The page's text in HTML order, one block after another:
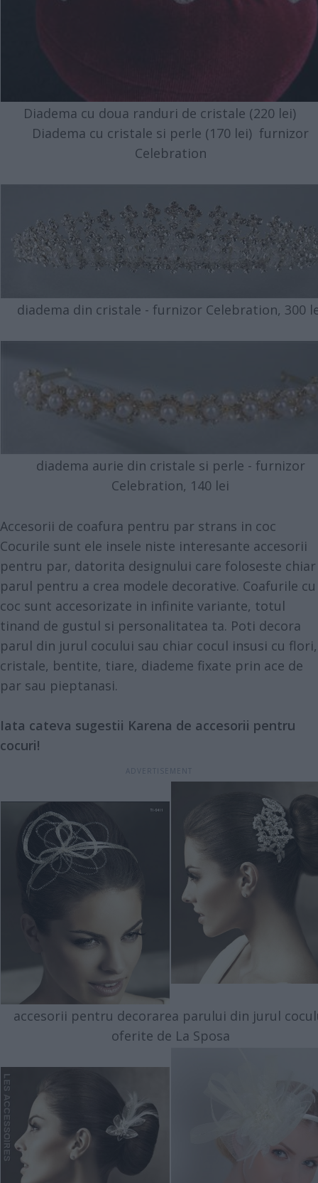
Diadema cu doua randuri de cristale (220 lei)
Diadema cu cristale si perle (170 lei) furnizor
Celebration
diadema din cristale - furnizor Celebration, 300
diadema aurie din cristale si perle - furnizor
Celebration, 140 lei
Accesorii de coafura pentru par strans in coc
Cocurile sunt ele insele niste interesante accesorii
pentru par, datorita designului care foloseste chiar
parul pentru a crea modele decorative. Coafurile cu
coc sunt accesorizate in infinite variante, totul
tinand de gustul si personalitatea ta. Poti decora
parul din jurul cocului sau chiar cocul insusi cu flori,
cristale, bentite, tiare, diademe fixate prin ace de
par sau pieptanasi.
Iata cateva sugestii Karena de accesorii pentru
cocuri!
accesorii pentru decorarea parului din jurul
oferite de La Sposa